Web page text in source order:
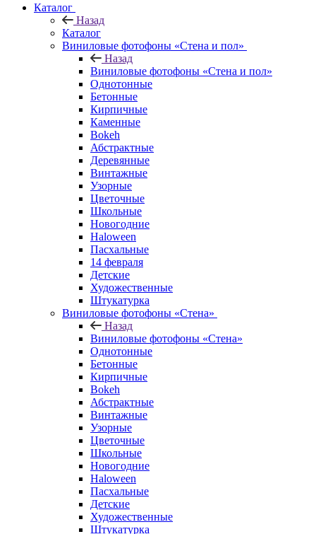
Каталог
Назад
Каталог
Виниловые фотофоны «Стена и пол»
Назад
Виниловые фотофоны «Стена и пол»
Однотонные
Бетонные
Кирпичные
Каменные
Bokeh
Абстрактные
Деревянные
Винтажные
Узорные
Цветочные
Школьные
Новогодние
Haloween
Пасхальные
14 февраля
Детские
Художественные
Штукатурка
Виниловые фотофоны «Стена»
Назад
Виниловые фотофоны «Стена»
Однотонные
Бетонные
Кирпичные
Bokeh
Абстрактные
Винтажные
Узорные
Цветочные
Школьные
Новогодние
Haloween
Пасхальные
Детские
Художественные
Штукатурка